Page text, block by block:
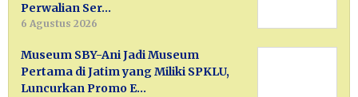
Perwalian Ser…
6 Agustus 2026
Museum SBY-Ani Jadi Museum
Pertama di Jatim yang Miliki SPKLU,
Luncurkan Promo E…